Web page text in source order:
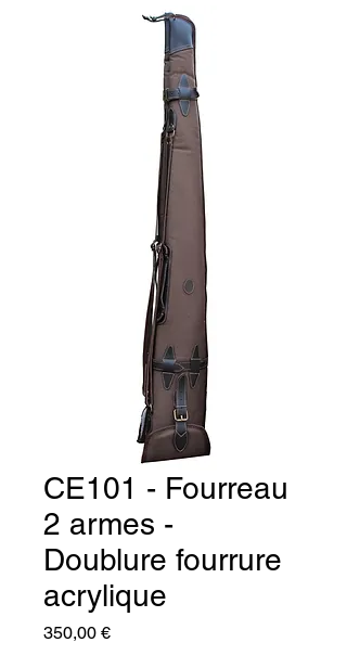
CE101 - Fourreau
2 armes -
Doublure fourrure
acrylique
350,00 €Prix